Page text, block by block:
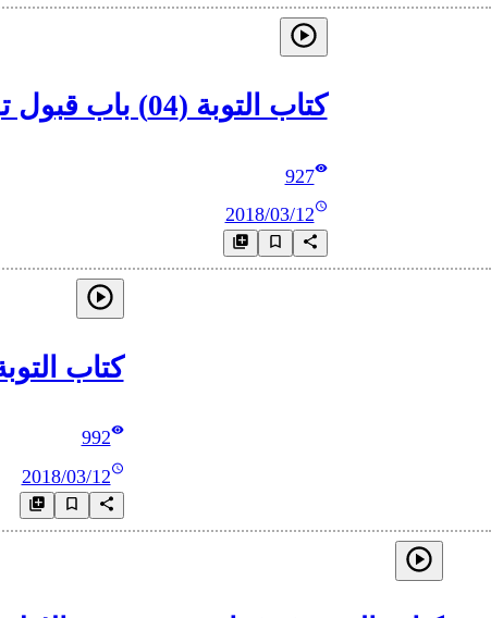
كتاب التوبة (04) باب قبول توبة القاتل وإن كثر قتله – إلى باب حديث توبة كعب بن مالك وصاحبيه
927
2018/03/12
كتاب التوبة (05) تكملة باب حديث توبة كعب بن
992
2018/03/12